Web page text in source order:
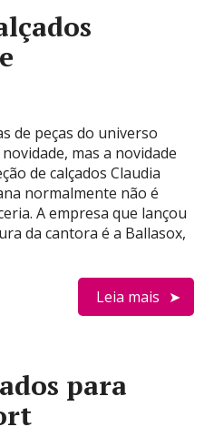
de peças do universo
mas a novidade
de calçados Claudia
normalmente não é
A empresa que lançou
da cantora é a Ballasox,
Leia mais
para